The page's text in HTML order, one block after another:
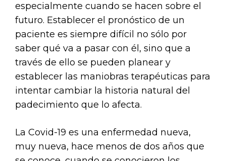
especialmente cuando se hacen sobre el
futuro. Establecer el pronóstico de un
paciente es siempre difícil no sólo por
saber qué va a pasar con él, sino que a
través de ello se pueden planear y
establecer las maniobras terapéuticas para
intentar cambiar la historia natural del
padecimiento que lo afecta.
La Covid-19 es una enfermedad nueva,
muy nueva, hace menos de dos años que